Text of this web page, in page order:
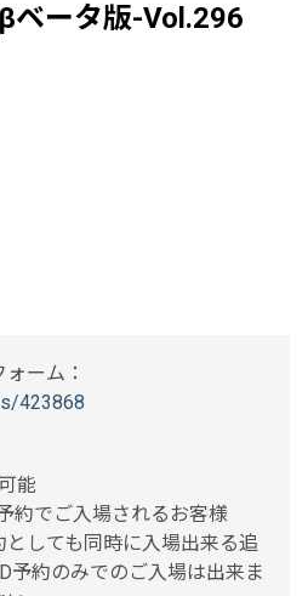
ベータ版-Vol.296
ーム：
423868
能
約でご入場されるお客様
しても同時に入場出来る追
予約のみでのご入場は出来ま